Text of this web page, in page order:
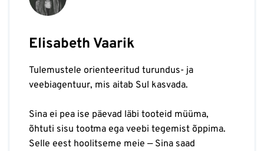
Elisabeth Vaarik
Tulemustele orienteeritud turundus- ja
veebiagentuur, mis aitab Sul kasvada.
Sina ei pea ise päevad läbi tooteid müüma,
õhtuti sisu tootma ega veebi tegemist õppima.
Selle eest hoolitseme meie — Sina saad